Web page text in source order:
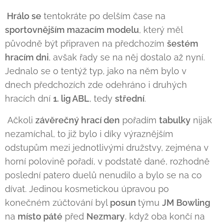
Hrálo se tentokráte po delším čase na
sportovnějším mazacím modelu, který měl
původně být připraven na předchozím šestém
hracím dni, avšak řady se na něj dostalo až nyní.
Jednalo se o tentýž typ, jako na něm bylo v
dnech předchozích zde odehráno i druhých
hracích dní 1. lig ABL, tedy střední.
Ačkoli závěrečný hrací den pořadím tabulky nijak
nezamíchal, to již bylo i díky výraznějším
odstupům mezi jednotlivými družstvy, zejména v
horní polovině pořadí, v podstatě dané, rozhodně
poslední patero duelů nenudilo a bylo se na co
dívat. Jedinou kosmetickou úpravou po
konečném zúčtování byl posun týmu JM Bowling
na místo páté před Nezmary, když oba končí na